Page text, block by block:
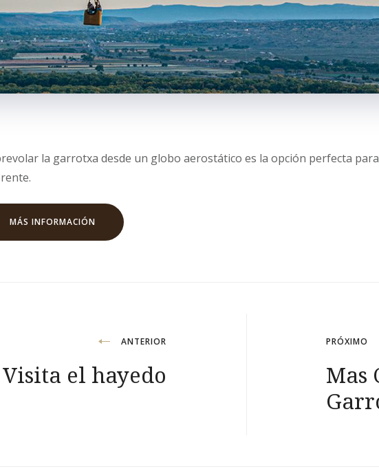
la garrotxa desde un globo aerostático es la opción perfecta
MÁS INFORMACIÓN
ANTERIOR
Visita el hayedo
PRÓXIMO
Mas